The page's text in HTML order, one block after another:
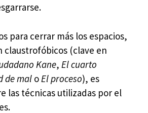
para cerrar más los espacios,
claustrofóbicos (clave en
Kane,El cuarto
de mal oEl proceso), es
las técnicas utilizadas por el